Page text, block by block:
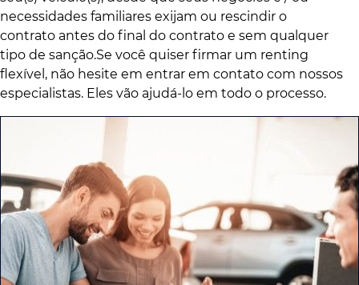
necessidades familiares exijam ou rescindir o
contrato antes do final do contrato e sem qualquer
tipo de sanção.Se você quiser firmar um renting
flexível, não hesite em entrar em contato com nossos
especialistas. Eles vão ajudá-lo em todo o processo.